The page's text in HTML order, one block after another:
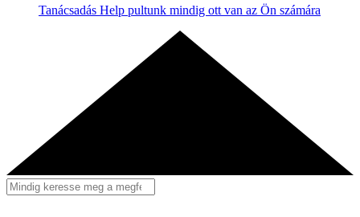
Tanácsadás Help pultunk mindig ott van az Ön számára